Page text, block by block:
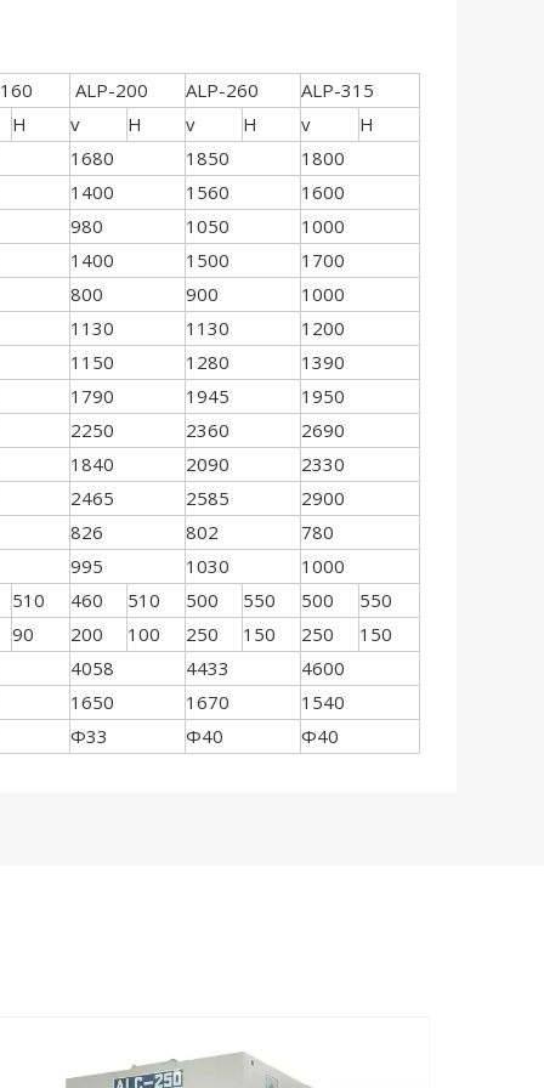
ALP-200 ALP-260
ALP-315
H v H v H v
H
1680 1850
1800
1400 1560
1600
980 1050
1000
1400 1500
1700
800 900
1000
1130 1130
1200
1150 1280
1390
1790 1945
1950
2250 2360
2690
1840 2090
2330
2465 2585
2900
826 802
780
995 1030
1000
510 460 510 500 550 500
550
90 200 100 250 150 250
150
4058 4433
4600
1650 1670
1540
Φ33 Φ40 Φ40